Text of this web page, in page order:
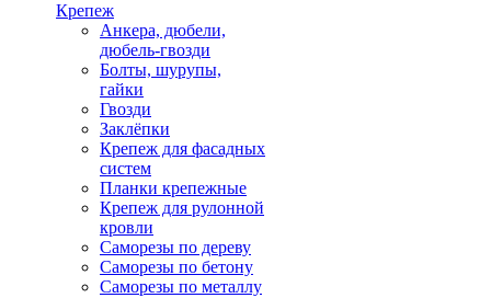
Крепеж
Анкера, дюбели,
дюбель-гвозди
Болты, шурупы,
гайки
Гвозди
Заклёпки
Крепеж для фасадных
систем
Планки крепежные
Крепеж для рулонной
кровли
Саморезы по дереву
Саморезы по бетону
Саморезы по металлу